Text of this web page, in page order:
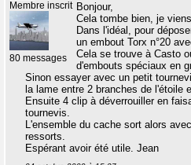
Membre inscrit
80 messages
Bonjour,
Cela tombe bien, je
Dans l'idéal, pour
un embout Torx n°20
Cela se trouve à Casto
d'embouts spéciaux en
Sinon essayer avec un petit
la lame entre 2 branches de l'étoile
Ensuite 4 clip à déverrouiller en
tournevis.
L'ensemble du cache sort alors
ressorts.
Espérant avoir été utile. Jean